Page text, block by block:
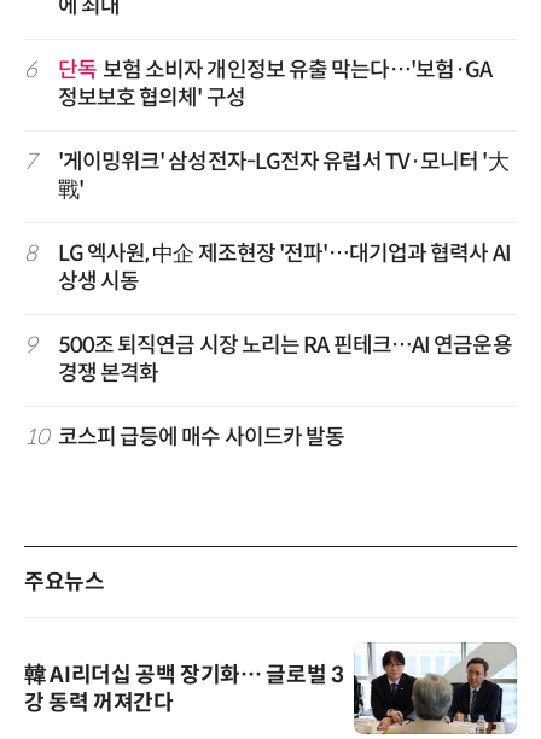
에 최대
6 단독 보험 소비자 개인정보 유출 막는다…'보험·GA
정보보호 협의체' 구성
7
'게이밍위크' 삼성전자-LG전자 유럽서 TV·모니터 '大
戰'
8
LG 엑사원, 中企 제조현장 '전파'…대기업과 협력사 AI
상생 시동
9
500조 퇴직연금 시장 노리는 RA 핀테크…AI 연금운용
경쟁 본격화
10 코스피 급등에 매수 사이드카 발동
주요뉴스
韓 AI리더십 공백 장기화… 글로벌 3
강 동력 꺼져간다